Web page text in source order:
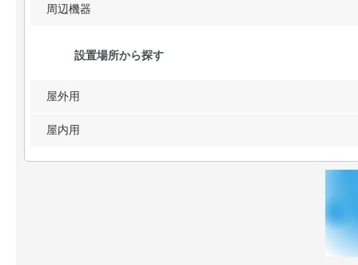
周辺機器
設置場所から探す
屋外用
屋内用